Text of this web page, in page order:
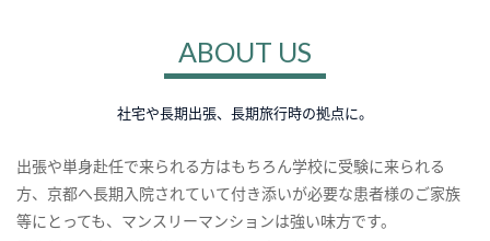
ABOUT US
社宅や長期出張、長期旅行時の拠点に。
出張や単身赴任で来られる方はもちろん学校に受験に来られる
方、京都へ長期入院されていて付き添いが必要な患者様のご家族
等にとっても、マンスリーマンションは強い味方です。